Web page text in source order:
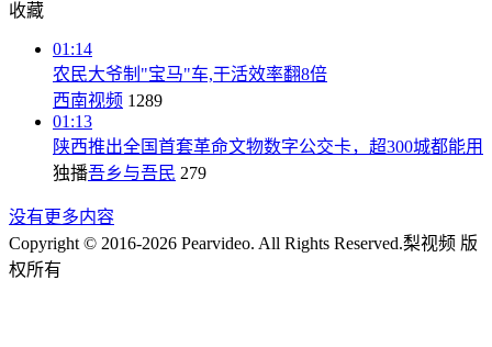
收藏
01:14
农民大爷制"宝马"车,干活效率翻8倍
西南视频 1289
01:13
陕西推出全国首套革命文物数字公交卡，超300城都能用
独播吾乡与吾民 279
没有更多内容
Copyright © 2016-2026 Pearvideo. All Rights Reserved.梨视频 版
权所有